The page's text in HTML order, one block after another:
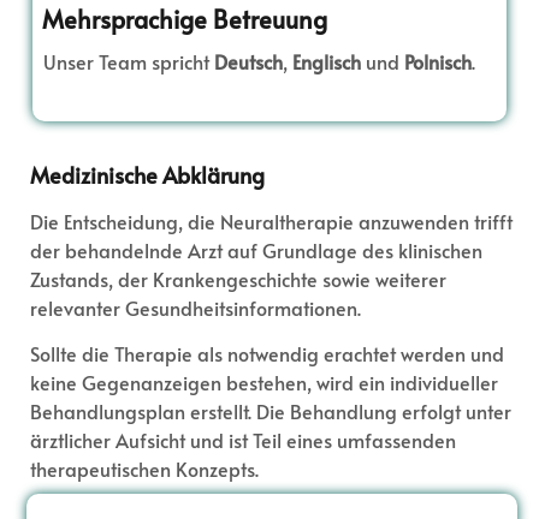
Mehrsprachige Betreuung
Unser Team sprichtDeutsch, Englisch und Polnisch.
Medizinische Abklärung
Die Entscheidung, die Neuraltherapie anzuwenden trifft
der behandelnde Arzt auf Grundlage des klinischen
Zustands, der Krankengeschichte sowie weiterer
relevanter Gesundheitsinformationen.
Sollte die Therapie als notwendig erachtet werden und
keine Gegenanzeigen bestehen, wird ein individueller
Behandlungsplan erstellt. Die Behandlung erfolgt unter
ärztlicher Aufsicht und ist Teil eines umfassenden
therapeutischen Konzepts.